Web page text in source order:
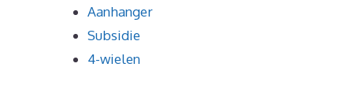
Aanhanger
Subsidie
4-wielen